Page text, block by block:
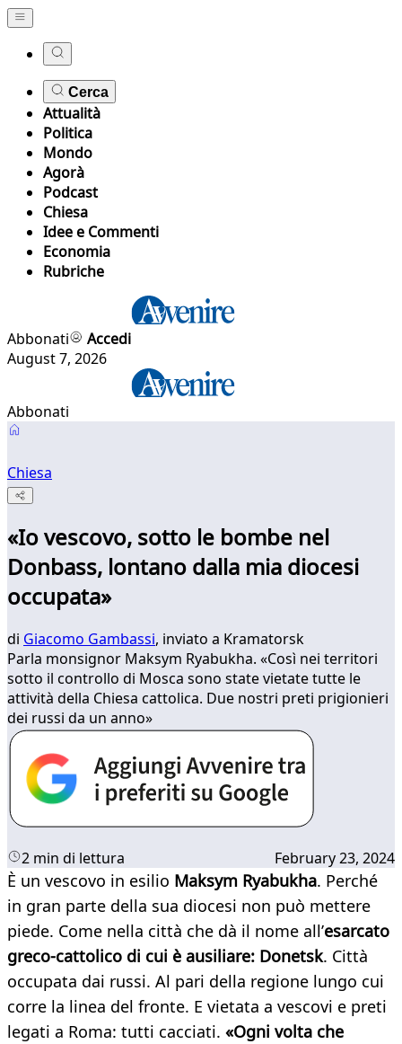
Cerca
Attualità
Politica
Mondo
Agorà
Podcast
Chiesa
Idee e Commenti
Economia
Rubriche
Abbonati
Accedi
August 7, 2026
Abbonati
Chiesa
«Io vescovo, sotto le bombe nel
Donbass, lontano dalla mia diocesi
occupata»
di Giacomo Gambassi, inviato a Kramatorsk
Parla monsignor Maksym Ryabukha. «Così nei territori
sotto il controllo di Mosca sono state vietate tutte le
attività della Chiesa cattolica. Due nostri preti prigionieri
dei russi da un anno»
2 min di lettura February 23, 2024
È un vescovo in esilio Maksym Ryabukha. Perché
in gran parte della sua diocesi non può mettere
piede. Come nella città che dà il nome all’esarcato
greco-cattolico di cui è ausiliare: Donetsk. Città
occupata dai russi. Al pari della regione lungo cui
corre la linea del fronte. E vietata a vescovi e preti
legati a Roma: tutti cacciati. «Ogni volta che